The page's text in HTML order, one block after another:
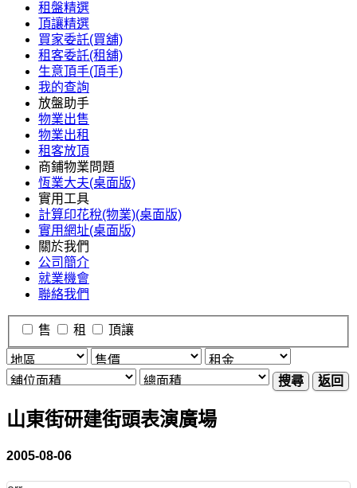
租盤精選
頂讓精選
買家委託(買舖)
租客委託(租舖)
生意頂手(頂手)
我的查詢
放盤助手
物業出售
物業出租
租客放頂
商鋪物業問題
恆業大夫(桌面版)
實用工具
計算印花稅(物業)(桌面版)
實用網址(桌面版)
關於我們
公司簡介
就業機會
聯絡我們
售 租 頂讓
搜尋 返回
山東街研建街頭表演廣場
2005-08-06